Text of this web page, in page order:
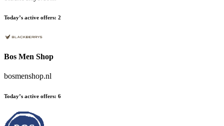
Today’s active offers: 2
Bos Men Shop
bosmenshop.nl
Today’s active offers: 6